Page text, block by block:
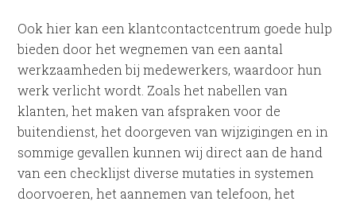
Ook hier kan een klantcontactcentrum goede hulp
bieden door het wegnemen van een aantal
werkzaamheden bij medewerkers, waardoor hun
werk verlicht wordt. Zoals het nabellen van
klanten, het maken van afspraken voor de
buitendienst, het doorgeven van wijzigingen en in
sommige gevallen kunnen wij direct aan de hand
van een checklijst diverse mutaties in systemen
doorvoeren, het aannemen van telefoon, het